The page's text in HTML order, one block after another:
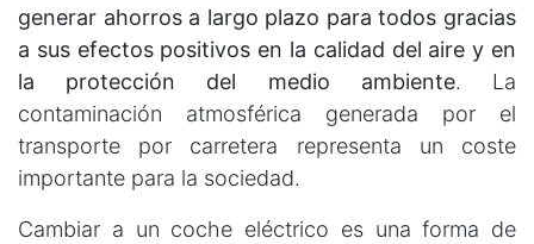
generar ahorros a largo plazo para todos gracias
a sus efectos positivos en la calidad del aire y en
la protección del medio ambiente. La
contaminación atmosférica generada por el
transporte por carretera representa un coste
importante para la sociedad.
Cambiar a un coche eléctrico es una forma de